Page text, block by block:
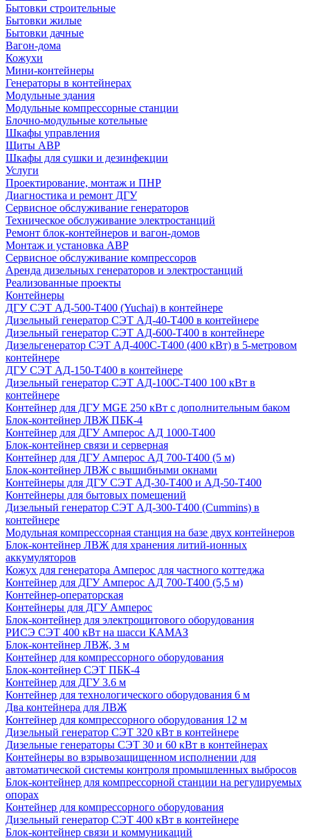
Бытовки строительные
Бытовки жилые
Бытовки дачные
Вагон-дома
Кожухи
Мини-контейнеры
Генераторы в контейнерах
Модульные здания
Модульные компрессорные станции
Блочно-модульные котельные
Шкафы управления
Щиты АВР
Шкафы для сушки и дезинфекции
Услуги
Проектирование, монтаж и ПНР
Диагностика и ремонт ДГУ
Сервисное обслуживание генераторов
Техническое обслуживание электростанций
Ремонт блок-контейнеров и вагон-домов
Монтаж и установка АВР
Сервисное обслуживание компрессоров
Аренда дизельных генераторов и электростанций
Реализованные проекты
Контейнеры
ДГУ СЭТ АД-500-Т400 (Yuchai) в контейнере
Дизельный генератор СЭТ АД-40-Т400 в контейнере
Дизельный генератор СЭТ АД-600-Т400 в контейнере
Дизельгенератор СЭТ АД-400С-Т400 (400 кВт) в 5-метровом
контейнере
ДГУ СЭТ АД-150-Т400 в контейнере
Дизельный генератор СЭТ АД-100С-Т400 100 кВт в
контейнере
Контейнер для ДГУ MGE 250 кВт с дополнительным баком
Блок-контейнер ЛВЖ ПБК-4
Контейнер для ДГУ Амперос АД 1000-Т400
Блок-контейнер связи и серверная
Контейнер для ДГУ Амперос АД 700-Т400 (5 м)
Блок-контейнер ЛВЖ с вышибными окнами
Контейнеры для ДГУ СЭТ АД-30-Т400 и АД-50-Т400
Контейнеры для бытовых помещений
Дизельный генератор СЭТ АД-300-Т400 (Cummins) в
контейнере
Модульная компрессорная станция на базе двух контейнеров
Блок-контейнер ЛВЖ для хранения литий-ионных
аккумуляторов
Кожух для генератора Амперос для частного коттеджа
Контейнер для ДГУ Амперос АД 700-Т400 (5,5 м)
Контейнер-операторская
Контейнеры для ДГУ Амперос
Блок-контейнер для электрощитового оборудования
РИСЭ СЭТ 400 кВт на шасси КАМАЗ
Блок-контейнер ЛВЖ, 3 м
Контейнер для компрессорного оборудования
Блок-контейнер СЭТ ПБК-4
Контейнер для ДГУ 3.6 м
Контейнер для технологического оборудования 6 м
Два контейнера для ЛВЖ
Контейнер для компрессорного оборудования 12 м
Дизельный генератор СЭТ 320 кВт в контейнере
Дизельные генераторы СЭТ 30 и 60 кВт в контейнерах
Контейнеры во взрывозащищенном исполнении для
автоматической системы контроля промышленных выбросов
Блок-контейнер для компрессорной станции на регулируемых
опорах
Контейнер для компрессорного оборудования
Дизельный генератор СЭТ 400 кВт в контейнере
Блок-контейнер связи и коммуникаций